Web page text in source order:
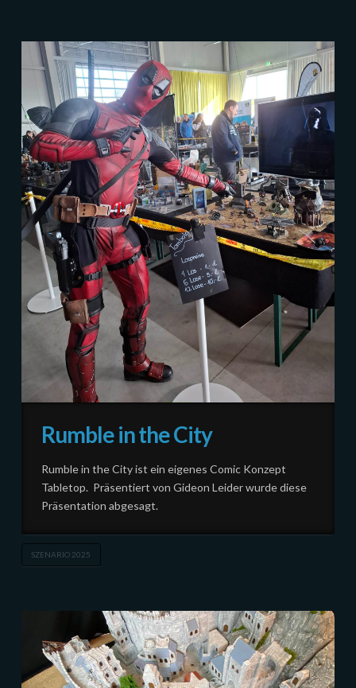
Rumble in the City
Rumble in the City ist ein eigenes Comic Konzept
Tabletop. Präsentiert von Gideon Leider wurde diese
Präsentation abgesagt.
SZENARIO 2025